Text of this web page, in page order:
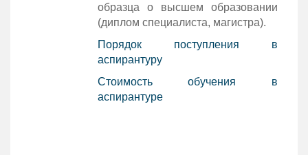
образца о высшем образовании
(диплом специалиста, магистра).
Порядок поступления в
аспирантуру
Стоимость обучения в
аспирантуре